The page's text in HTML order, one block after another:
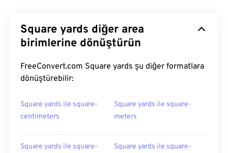
Square yards diğer area
birimlerine dönüştürün
FreeConvert.com Square yards şu diğer formatlara
dönüştürebilir:
Square yards ile square-
centimeters
Square yards ile square-
meters
Square yards ile square- Square yards ile square-